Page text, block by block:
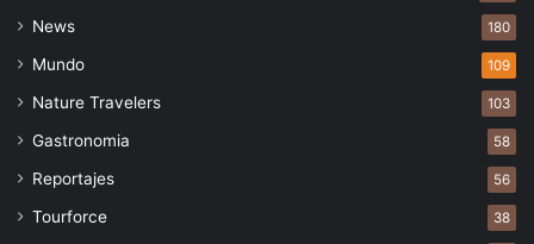
News 180
Mundo 109
Nature Travelers 103
Gastronomia 58
Reportajes 56
Tourforce 38